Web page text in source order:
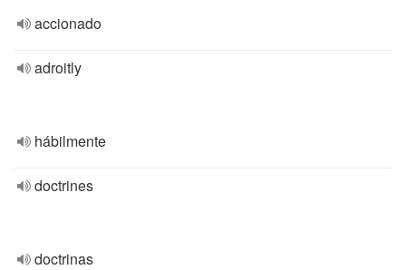
accionado
adroitly
hábilmente
doctrines
doctrinas